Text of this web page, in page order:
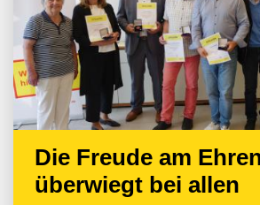
Die Freude am
überwiegt bei allen